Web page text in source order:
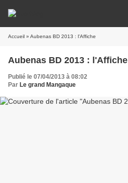
Accueil » Aubenas BD 2013 : l'Affiche
Aubenas BD 2013 : l'Affiche
Publié le 07/04/2013 à 08:02
Par Le grand Mangaque